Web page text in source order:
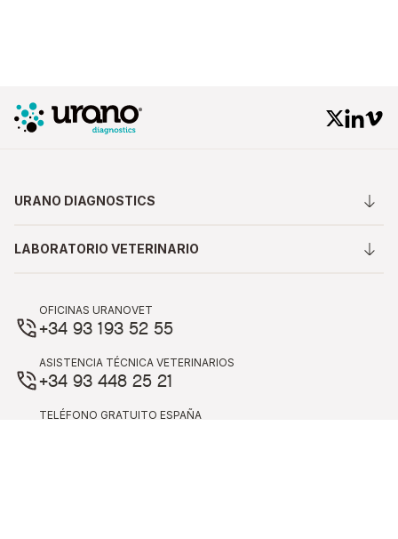
URANO DIAGNOSTICS
LABORATORIO VETERINARIO
OFICINAS URANOVET
+34 93 193 52 55
ASISTENCIA TÉCNICA VETERINARIOS
+34 93 448 25 21
TELÉFONO GRATUITO ESPAÑA